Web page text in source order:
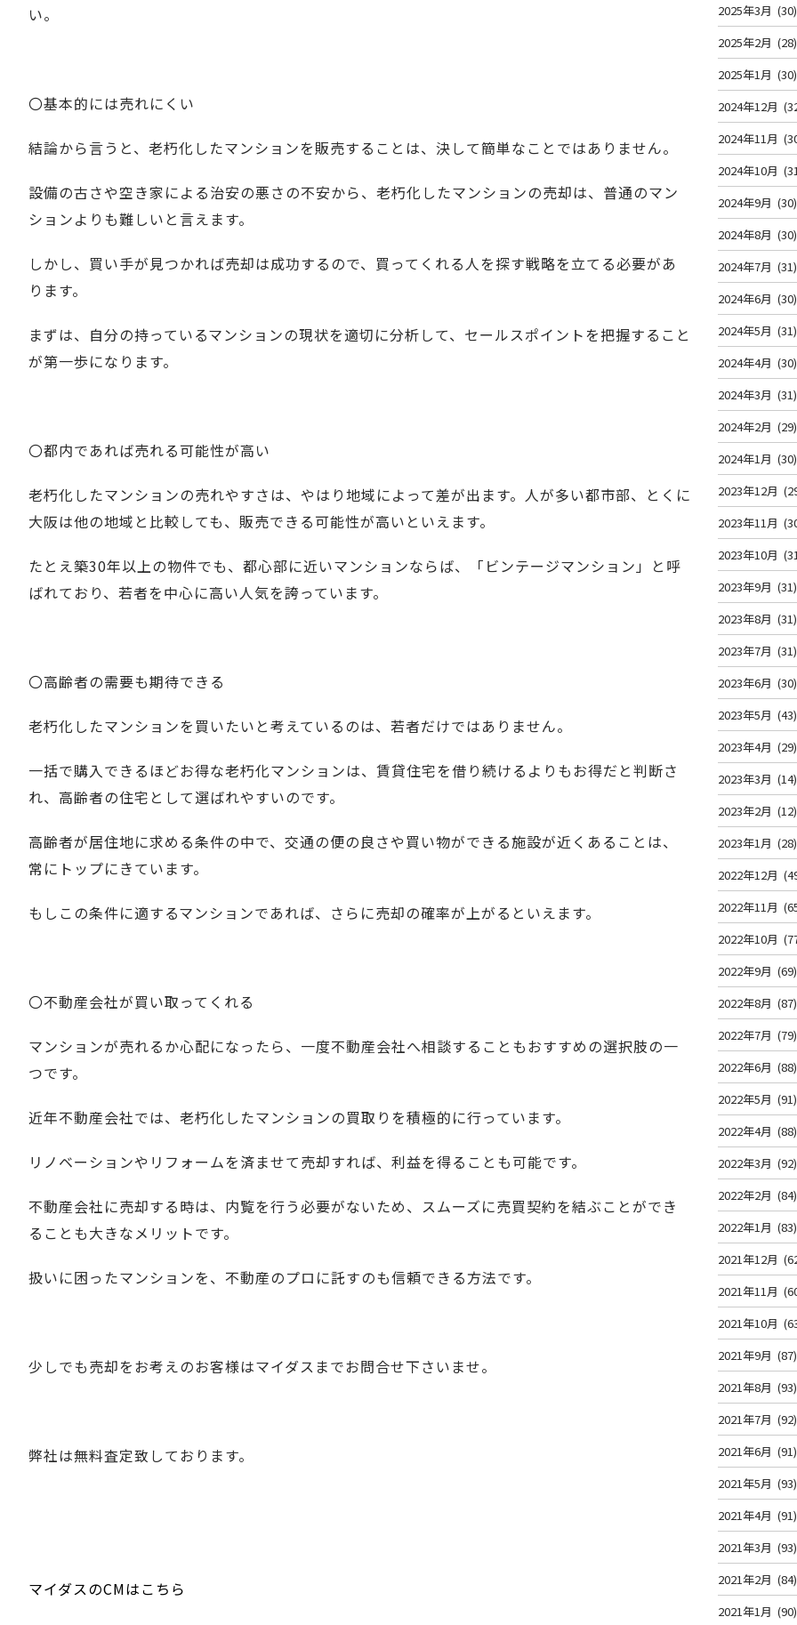
い。
〇基本的には売れにくい
結論から言うと、老朽化したマンションを販売することは、決して簡単なことではありません。
設備の古さや空き家による治安の悪さの不安から、老朽化したマンションの売却は、普通のマン
ションよりも難しいと言えます。
しかし、買い手が見つかれば売却は成功するので、買ってくれる人を探す戦略を立てる必要があ
ります。
まずは、自分の持っているマンションの現状を適切に分析して、セールスポイントを把握すること
が第一歩になります。
〇都内であれば売れる可能性が高い
老朽化したマンションの売れやすさは、やはり地域によって差が出ます。人が多い都市部、とくに
大阪は他の地域と比較しても、販売できる可能性が高いといえます。
たとえ築30年以上の物件でも、都心部に近いマンションならば、「ビンテージマンション」と呼
ばれており、若者を中心に高い人気を誇っています。
〇高齢者の需要も期待できる
老朽化したマンションを買いたいと考えているのは、若者だけではありません。
一括で購入できるほどお得な老朽化マンションは、 賃貸住宅を借り続けるよりもお得だと判断さ
れ、高齢者の住宅として選ばれやすいのです。
高齢者が居住地に求める条件の中で、交通の便の良さや買い物ができる施設が近くあることは、
常にトップにきています。
もしこの条件に適するマンションであれば、さらに売却の確率が上がるといえます。
〇不動産会社が買い取ってくれる
マンションが売れるか心配になったら、一度不動産会社へ相談することもおすすめの選択肢の一
つです。
近年不動産会社では、老朽化したマンションの買取りを積極的に行っています。
リノベーションやリフォームを済ませて売却すれば、利益を得ることも可能です。
不動産会社に売却する時は、内覧を行う必要がないため、スムーズに売買契約を結ぶことができ
ることも大きなメリットです。
扱いに困ったマンションを、不動産のプロに託すのも信頼できる方法です。
少しでも売却をお考えのお客様はマイダスまでお問合せ下さいませ。
弊社は無料査定致しております。
マイダスのCMはこちら
2025年3月 (30)
2025年2月 (28)
2025年1月 (30)
2024年12月
2024年11月
2024年10月
2024年9月 (30)
2024年8月 (30)
2024年7月 (31)
2024年6月 (30)
2024年5月 (31)
2024年4月 (30)
2024年3月 (31)
2024年2月 (29)
2024年1月 (30)
2023年12月
2023年11月
2023年10月
2023年9月 (31)
2023年8月 (31)
2023年7月 (31)
2023年6月 (30)
2023年5月 (43)
2023年4月 (29)
2023年3月 (14)
2023年2月 (12)
2023年1月 (28)
2022年12月
2022年11月
2022年10月
2022年9月 (69)
2022年8月 (87)
2022年7月 (79)
2022年6月 (88)
2022年5月 (91)
2022年4月 (88)
2022年3月 (92)
2022年2月 (84)
2022年1月 (83)
2021年12月
2021年11月
2021年10月
2021年9月 (87)
2021年8月 (93)
2021年7月 (92)
2021年6月 (91)
2021年5月 (93)
2021年4月 (91)
2021年3月 (93)
2021年2月 (84)
2021年1月 (90)